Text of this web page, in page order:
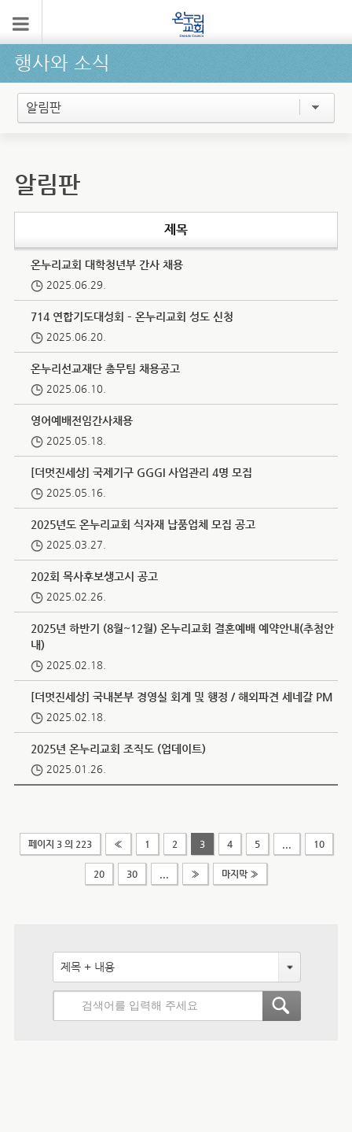
행사와 소식
알림판
알림판
제목
온누리교회 대학청년부 간사 채용
2025.06.29.
714 연합기도대성회 – 온누리교회 성도 신청
2025.06.20.
온누리선교재단 총무팀 채용공고
2025.06.10.
영어예배전임간사채용
2025.05.18.
[더멋진세상] 국제기구 GGGI 사업관리 4명 모집
2025.05.16.
2025년도 온누리교회 식자재 납품업체 모집 공고
2025.03.27.
202회 목사후보생고시 공고
2025.02.26.
2025년 하반기 (8월~12월) 온누리교회 결혼예배 예약안내(추첨안
내)
2025.02.18.
[더멋진세상] 국내본부 경영실 회계 및 행정 / 해외파견 세네갈 PM
2025.02.18.
2025년 온누리교회 조직도 (업데이트)
2025.01.26.
페이지 3 의 223 « 1 2 3 4 5 10
20 30 » 마지막 »
제목 + 내용